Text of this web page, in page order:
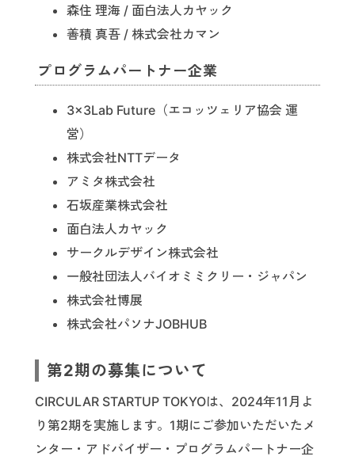
森住 理海 / 面白法人カヤック
善積 真吾 / 株式会社カマン
プログラムパートナー企業
3×3Lab Future（エコッツェリア協会 運
営）
株式会社NTTデータ
アミタ株式会社
石坂産業株式会社
面白法人カヤック
サークルデザイン株式会社
一般社団法人バイオミミクリー・ジャパン
株式会社博展
株式会社パソナJOBHUB
第2期の募集について
CIRCULAR STARTUP TOKYOは、2024年11月よ
り第2期を実施します。1期にご参加いただいたメ
ンター・アドバイザー・プログラムパートナー企